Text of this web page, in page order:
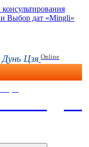
Выбор дат «Mingli»
Цзя Online